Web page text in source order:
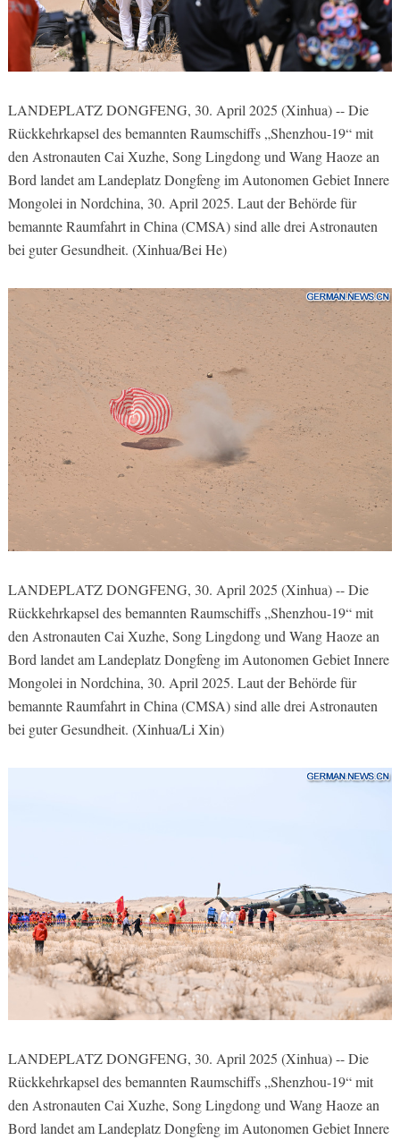
LANDEPLATZ DONGFENG, 30. April 2025 (Xinhua) -- Die
Rückkehrkapsel des bemannten Raumschiffs „Shenzhou-19“ mit
den Astronauten Cai Xuzhe, Song Lingdong und Wang Haoze an
Bord landet am Landeplatz Dongfeng im Autonomen Gebiet Innere
Mongolei in Nordchina, 30. April 2025. Laut der Behörde für
bemannte Raumfahrt in China (CMSA) sind alle drei Astronauten
bei guter Gesundheit. (Xinhua/Bei He)
LANDEPLATZ DONGFENG, 30. April 2025 (Xinhua) -- Die
Rückkehrkapsel des bemannten Raumschiffs „Shenzhou-19“ mit
den Astronauten Cai Xuzhe, Song Lingdong und Wang Haoze an
Bord landet am Landeplatz Dongfeng im Autonomen Gebiet Innere
Mongolei in Nordchina, 30. April 2025. Laut der Behörde für
bemannte Raumfahrt in China (CMSA) sind alle drei Astronauten
bei guter Gesundheit. (Xinhua/Li Xin)
LANDEPLATZ DONGFENG, 30. April 2025 (Xinhua) -- Die
Rückkehrkapsel des bemannten Raumschiffs „Shenzhou-19“ mit
den Astronauten Cai Xuzhe, Song Lingdong und Wang Haoze an
Bord landet am Landeplatz Dongfeng im Autonomen Gebiet Innere